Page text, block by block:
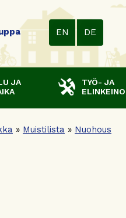
EN DE
JA
TYÖ- JA
» Muistilista » Nuohous